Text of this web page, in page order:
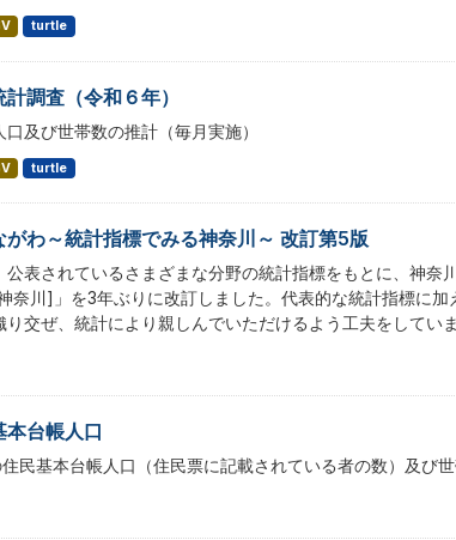
turtle
調査（令和６年）
及び世帯数の推計（毎月実施）
turtle
がわ～統計指標でみる神奈川～ 改訂第5版
公表されているさまざまな分野の統計指標をもとに、神
奈川]」を3年ぶりに改訂しました。代表的な統計指標に
り交ぜ、統計により親しんでいただけるよう工夫をしてい
台帳人口
住民基本台帳人口（住民票に記載されている者の数）及び